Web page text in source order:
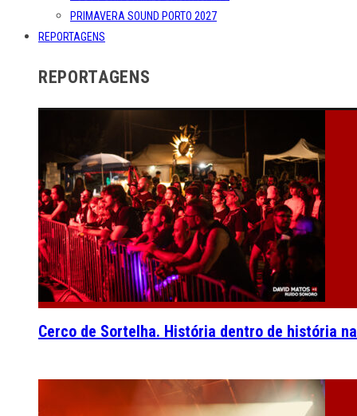
PRIMAVERA SOUND PORTO 2027
REPORTAGENS
REPORTAGENS
Cerco de Sortelha. História dentro de história